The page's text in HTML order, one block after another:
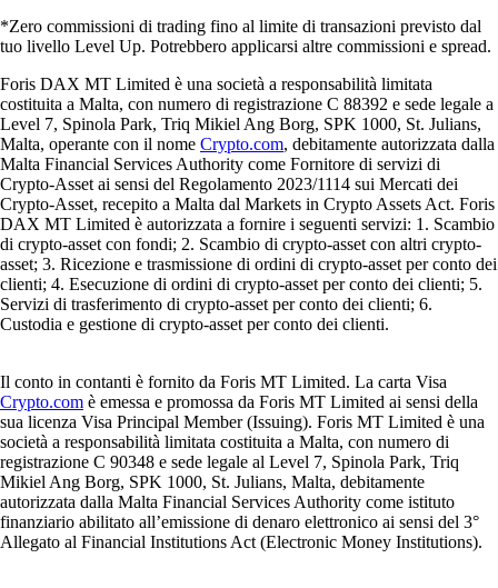
*Zero commissioni di trading fino al limite di transazioni previsto dal
tuo livello Level Up. Potrebbero applicarsi altre commissioni e spread.
Foris DAX MT Limited è una società a responsabilità limitata
costituita a Malta, con numero di registrazione C 88392 e sede legale a
Level 7, Spinola Park, Triq Mikiel Ang Borg, SPK 1000, St. Julians,
Malta, operante con il nome Crypto.com, debitamente autorizzata dalla
Malta Financial Services Authority come Fornitore di servizi di
Crypto-Asset ai sensi del Regolamento 2023/1114 sui Mercati dei
Crypto-Asset, recepito a Malta dal Markets in Crypto Assets Act. Foris
DAX MT Limited è autorizzata a fornire i seguenti servizi: 1. Scambio
di crypto-asset con fondi; 2. Scambio di crypto-asset con altri crypto-
asset; 3. Ricezione e trasmissione di ordini di crypto-asset per conto dei
clienti; 4. Esecuzione di ordini di crypto-asset per conto dei clienti; 5.
Servizi di trasferimento di crypto-asset per conto dei clienti; 6.
Custodia e gestione di crypto-asset per conto dei clienti.
Il conto in contanti è fornito da Foris MT Limited. La carta Visa
Crypto.com è emessa e promossa da Foris MT Limited ai sensi della
sua licenza Visa Principal Member (Issuing). Foris MT Limited è una
società a responsabilità limitata costituita a Malta, con numero di
registrazione C 90348 e sede legale al Level 7, Spinola Park, Triq
Mikiel Ang Borg, SPK 1000, St. Julians, Malta, debitamente
autorizzata dalla Malta Financial Services Authority come istituto
finanziario abilitato all’emissione di denaro elettronico ai sensi del 3°
Allegato al Financial Institutions Act (Electronic Money Institutions).